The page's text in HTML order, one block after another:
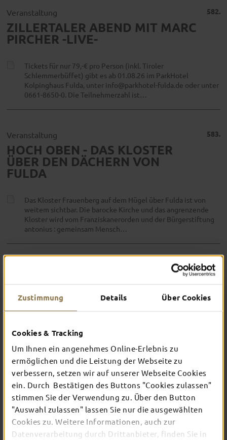
Zustimmung Details Über Cookies
Cookies & Tracking
Um Ihnen ein angenehmes Online-Erlebnis zu
ermöglichen und die Leistung der Webseite zu
verbessern, setzen wir auf unserer Webseite Cookies
ein. Durch Bestätigen des Buttons "Cookies zulassen"
stimmen Sie der Verwendung zu. Über den Button
"Auswahl zulassen" lassen Sie nur die ausgewählten
Cookies zu. Weitere Informationen, auch zur
Datenverarbeitung durch Drittanbieter, finden Sie in
Veranstaltung
ZILLERTALER ABEND MIT MARC
PIRCHER -LIVE-
582.
Tickets für nur 79,-€ pro Person (inkl. Tiroler
Schlemmerbüffet) gibt es ab 01.08.26 im ParkHotel
Kolpinghaus Fulda, unter info@parkhotel-fulda.de oder unter
0661-8650-0. Die Teilnehmerzahl ist…
Veranstaltung
HOCH OBEN - DAS KLOSTER
ÜBER DEN DÄCHERN VON
FULDA
583.
Das Kloster Frauenberg auf dem Hügel über Fulda ist von
weitem sichtbar. Die barocke Kirche und das angrenzende
Kloster wird vom Franziskanerorden und der Bürgerstiftung
antonius : gemeinsam Mensch…
MISS MERKEL – MORD IN DER
UCKERMARK
584.
Veranstaltung
BAROCKE ZEITREISE
Kommst du mit einer Gruppe, empfehlen wir dir, eine
individuelle Gruppenführung zum Preis von 130,00 Euro zu
buchen.